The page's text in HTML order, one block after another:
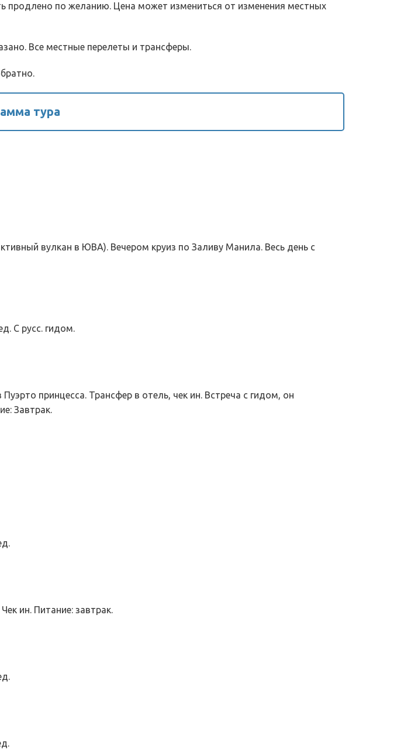
продлено по желанию. Цена может измениться от изменения местных
Все местные перелеты и трансферы.
тура
вулкан в ЮВА). Вечером круиз по Заливу Манила. Весь день с
С русс. гидом.
принцесса. Трансфер в отель, чек ин. Встреча с гидом, он
Завтрак.
ин. Питание: завтрак.